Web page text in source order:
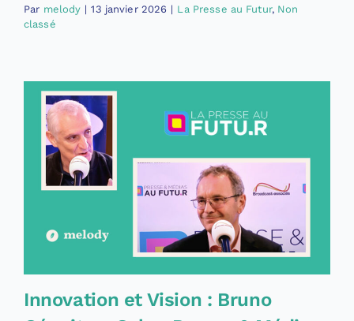
Par melody | 13 janvier 2026 | La Presse au Futur, Non
classé
Innovation et Vision : Bruno